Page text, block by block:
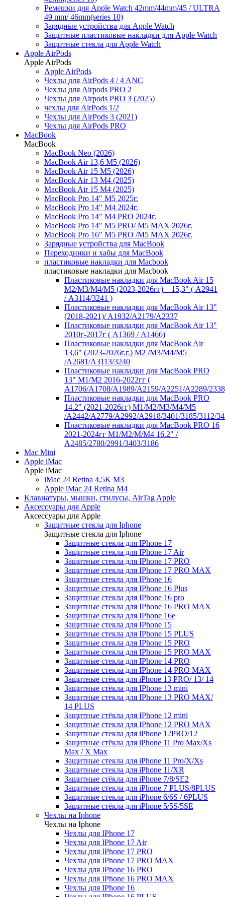
Ремешки для Apple Watch 42mm/44mm/45 / ULTRA
49 mm/ 46mm(series 10)
Зарядные устройства для Apple Watch
Защитные пластиковые накладки для Apple Watch
Защитные стекла для Apple Watch
Apple AirPods
Apple AirPods
Apple AirPods
Чехлы для AirPods 4 / 4 ANC
Чехлы для Airpods PRO 2
Чехлы для Airpods PRO 3 (2025)
чехлы для AirPods 1/2
Чехлы для AirPods 3 (2021)
Чехлы для AirPods PRO
MacBook
MacBook
MacBook Neo (2026)
MacBook Air 13,6 M5 (2026)
MacBook Air 15 M5 (2026)
MacBook Air 13 M4 (2025)
MacBook Air 15 M4 (2025)
MacBook Pro 14" M5 2025г.
MacBook Pro 14" M4 2024г.
MacBook Pro 14" M4 PRO 2024г.
MacBook Pro 14" M5 PRO/ M5 MAX 2026г.
MacBook Pro 16" M5 PRO /M5 MAX 2026г.
Зарядные устройства для MacBook
Переходники и хабы для MacBook
пластиковые накладки для Macbook
пластиковые накладки для Macbook
Пластиковые накладки для MacBook Air 15
M2/M3/M4/M5 (2023-2026гг) _ 15,3" ( А2941
/ А3114/3241 )
Пластиковые накладки для MacBook Air 13"
(2018-2021)/ A1932/A2179/A2337
Пластиковые накладки для MacBook Air 13"
2010г-2017г ( А1369 / А1466)
Пластиковые накладки для MacBook Air
13,6" (2023-2026г.г.) M2 /M3/M4/M5
/A2681/A3113/3240
Пластиковые накладки для MacBook PRO
13" M1/M2 2016-2022гг (
А1706/A1708/A1989/A2159/A2251/A2289/
Пластиковые накладки для MacBook PRO
14.2" (2021-2026гг) M1/M2/M3/M4/M5
/A2442/A2779/A2992/A2918/3401/3185/3112/
Пластиковые накладки для MacBook PRO 16
2021-2024гг M1/M2/M/M4 16.2" /
А2485/2780/2991/3403/3186
Mac Mini
Apple iMac
Apple iMac
iMac 24 Retina 4,5K M3
Apple iMac 24 Retina M4
Клавиатуры, мышки, стилусы, AirTag Apple
Аксессуары для Apple
Аксессуары для Apple
Защитные стекла для Iphone
Защитные стекла для Iphone
Защитные стекла для IPhone 17
Защитные стекла для IPhone 17 Air
Защитные стекла для IPhone 17 PRO
Защитные стекла для IPhone 17 PRO MAX
Защитные стекла для IPhone 16
Защитные стекла для IPhone 16 Plus
Защитные стекла для IPhone 16 pro
Защитные стекла для IPhone 16 PRO MAX
Защитные стекла для IPhone 16e
Защитные стекла для IPhone 15
Защитные стекла для IPhone 15 PLUS
Защитные стекла для IPhone 15 PRO
Защитные стекла для IPhone 15 PRO MAX
Защитные стекла для IPhone 14 PRO
Защитные стекла для IPhone 14 PRO MAX
Защитные стёкла для iPhone 13 PRO/ 13/ 14
Защитные стёкла для IPhone 13 mini
Защитные стекла для IPhone 13 PRO MAX/
14 PLUS
Защитные стёкла для IPhone 12 mini
Защитные стекла для IPhone 12 PRO MAX
Защитные стекла для iPhone 12PRO/12
Защитные стёкла для iPhone 11 Pro Max/Xs
Max / X Max
Защитные стекла для iPhone 11 Pro/X/Xs
Защитные стекла для iPhone 11/XR
Защитные стёкла для iPhone 7/8/SE2
Защитные стекла для iPhone 7 PLUS/8PLUS
Защитные стекла для iPhone 6/6S / 6PLUS
Защитные стёкла для iPhone 5/5S/5SE
Чехлы на Iphone
Чехлы на Iphone
Чехлы для IPhone 17
Чехлы для IPhone 17 Air
Чехлы для IPhone 17 PRO
Чехлы для IPhone 17 PRO MAX
Чехлы для IPhone 16 PRO
Чехлы для IPhone 16 PRO MAX
Чехлы для IPhone 16